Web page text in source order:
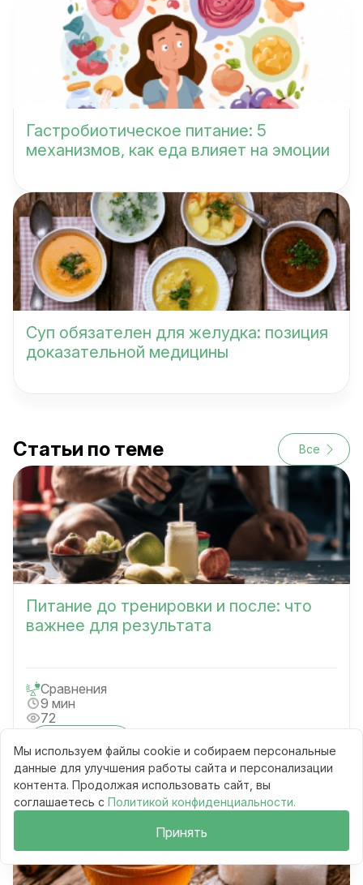
Гастробиотическое питание: 5
механизмов, как еда влияет на эмоции
Суп обязателен для желудка: позиция
доказательной медицины
Статьи по теме Все
Питание до тренировки и после: что
важнее для результата
Сравнения
9 мин
72
Читать
Мы используем файлы cookie и собираем персональные
данные для улучшения работы сайта и персонализации
контента. Продолжая использовать сайт, вы
соглашаетесь с Политикой конфиденциальности.
Принять